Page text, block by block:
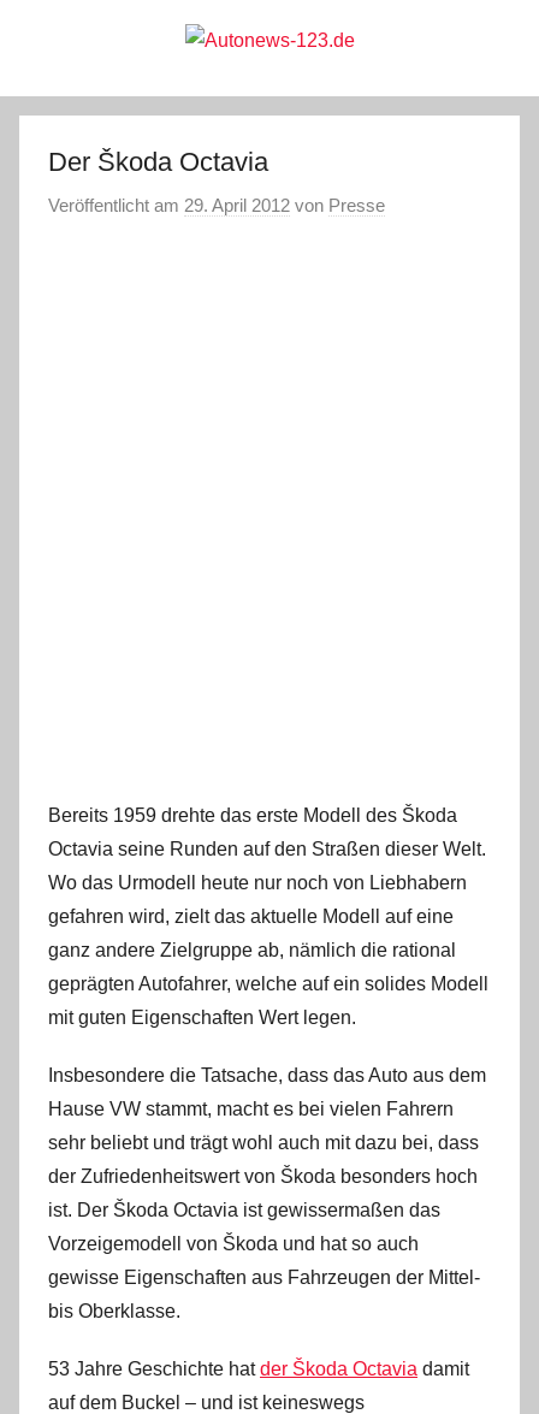
Autonews-
123.de
Der Škoda Octavia
Veröffentlicht am 29. April 2012 von Presse
Bereits 1959 drehte das erste Modell des Škoda
Octavia seine Runden auf den Straßen dieser Welt.
Wo das Urmodell heute nur noch von Liebhabern
gefahren wird, zielt das aktuelle Modell auf eine
ganz andere Zielgruppe ab, nämlich die rational
geprägten Autofahrer, welche auf ein solides Modell
mit guten Eigenschaften Wert legen.
Insbesondere die Tatsache, dass das Auto aus dem
Hause VW stammt, macht es bei vielen Fahrern
sehr beliebt und trägt wohl auch mit dazu bei, dass
der Zufriedenheitswert von Škoda besonders hoch
ist. Der Škoda Octavia ist gewissermaßen das
Vorzeigemodell von Škoda und hat so auch
gewisse Eigenschaften aus Fahrzeugen der Mittel-
bis Oberklasse.
53 Jahre Geschichte hatder Škoda Octavia damit
auf dem Buckel – und ist keineswegs